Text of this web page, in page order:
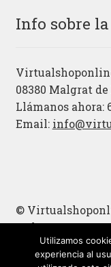
Info sobre
08380 Malgrat de
Llámanos ahora:
Email:
©
Cadena
Cucharas de
Utilizamos
experiencia al